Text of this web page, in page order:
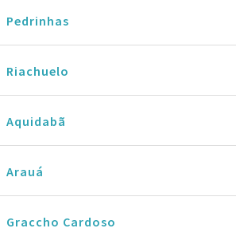
Pedrinhas
Riachuelo
Aquidabã
Arauá
Graccho Cardoso